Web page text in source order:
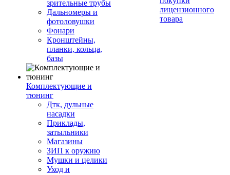
зрительные трубы
Дальномеры и
фотоловушки
Фонари
Кронштейны,
планки, кольца,
базы
Комплектующие и
тюнинг
Дтк, дульные
насадки
Приклады,
затыльники
Магазины
ЗИП к оружию
Мушки и целики
Уход и
лицензионного
товара